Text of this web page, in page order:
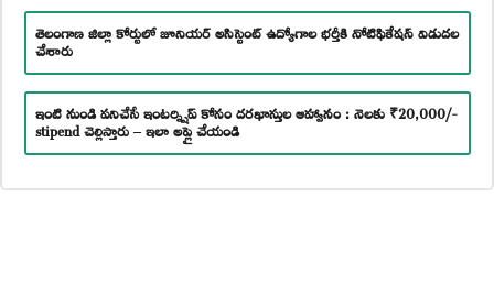
తెలంగాణ జిల్లా కోర్టులో జూనియర్ అసిస్టెంట్ ఉద్యోగాల భర్తీకి నోటిఫికేషన్ విడుదల
చేశారు
ఇంటి నుండి పనిచేసే ఇంటర్న్షిప్ కోసం దరఖాస్తుల ఆహ్వానం : నెలకు ₹20,000/-
stipend చెల్లిస్తారు – ఇలా అప్లై చేయండి